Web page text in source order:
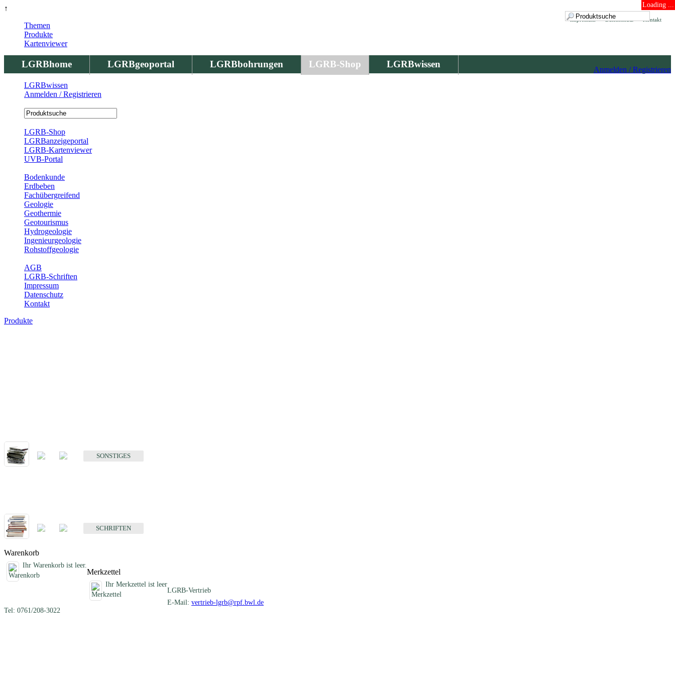
↑ Loading ...
Kontakt
Datenschutz
Impressum
LGRBhome LGRBgeoportal LGRBbohrungen LGRB-Shop LGRBwissen
Anmelden / Registrieren
Themen
Produkte
Kartenviewer
LGRBwissen
Anmelden / Registrieren
LGRB-Shop
LGRBanzeigeportal
LGRB-Kartenviewer
UVB-Portal
Bodenkunde
Erdbeben
Fachübergreifend
Geologie
Geothermie
Geotourismus
Hydrogeologie
Ingenieurgeologie
Rohstoffgeologie
AGB
LGRB-Schriften
Impressum
Datenschutz
Kontakt
Produkte
SONSTIGES
SCHRIFTEN
Warenkorb
Ihr Warenkorb ist leer.
Merkzettel
Ihr Merkzettel ist leer
LGRB-Vertrieb
E-Mail: vertrieb-lgrb@rpf.bwl.de
Tel: 0761/208-3022